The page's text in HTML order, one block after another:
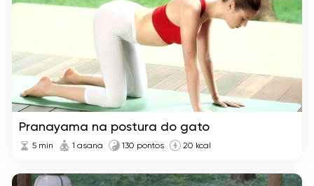
Pranayama na postura do gato
5 min 1 asana 130 pontos 20 kcal